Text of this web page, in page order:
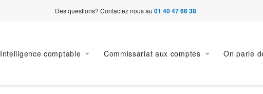
Des questions? Contactez nous au 01 40 47 66 38
Intelligence comptable Commissariat aux comptes On parle